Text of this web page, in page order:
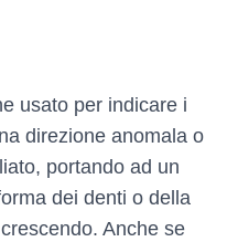
usato per indicare i
direzione anomala o
portando ad un
dei denti o della
Anche se